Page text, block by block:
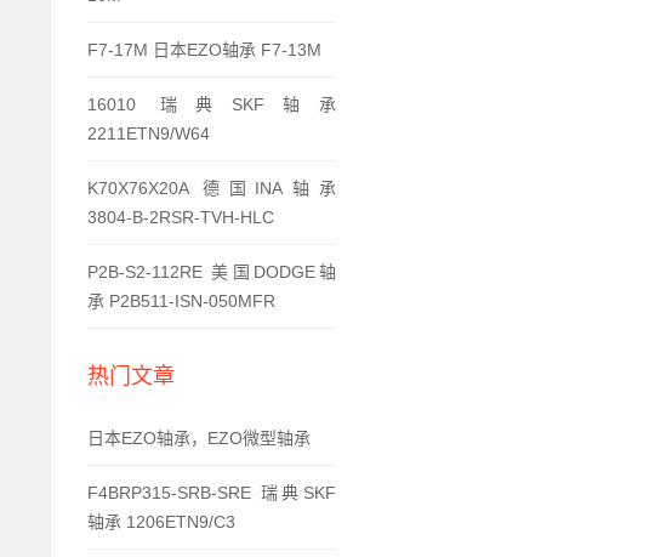
F7-17M 日本EZO轴承 F7-13M
16010 瑞典SKF轴承
2211ETN9/W64
K70X76X20A 德国INA轴承
3804-B-2RSR-TVH-HLC
P2B-S2-112RE 美国DODGE轴
承 P2B511-ISN-050MFR
热门文章
日本EZO轴承，EZO微型轴承
F4BRP315-SRB-SRE 瑞典SKF
轴承 1206ETN9/C3